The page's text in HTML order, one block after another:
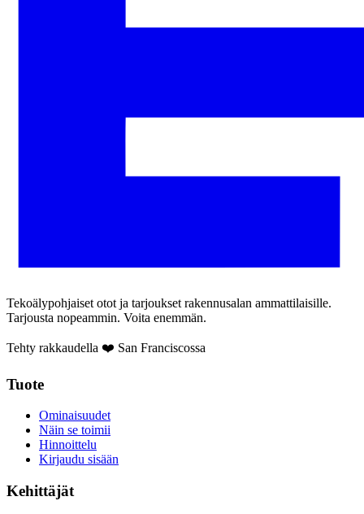
Tekoälypohjaiset otot ja tarjoukset rakennusalan ammattilaisille.
Tarjousta nopeammin. Voita enemmän.
Tehty rakkaudella ❤️ San Franciscossa
Tuote
Ominaisuudet
Näin se toimii
Hinnoittelu
Kirjaudu sisään
Kehittäjät